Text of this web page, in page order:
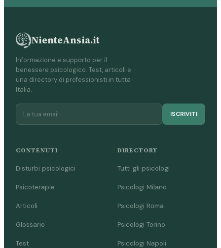
NienteAnsia.it
Informazione e supporto per il
benessere psicologico. Test, articoli e
una directory di professionisti in tutta
Italia.
ISCRIVITI
CONTENUTI
Disturbi psicologici
Psicoterapie
Articoli
Glossario
Test
DIRECTORY
Tutti gli psicologi
Psicologi Milano
Psicologi Roma
Psicologi Torino
Psicologi Napoli